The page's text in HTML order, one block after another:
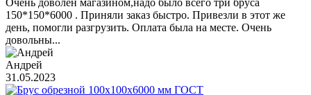
150*150*6000 . Приняли заказ быстро. Привезли в этот же
день, помогли разгрузить. Оплата была на месте. Очень
довольны...
Андрей
31.05.2023